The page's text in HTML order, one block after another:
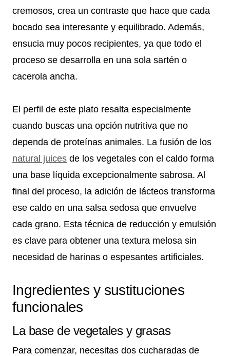
cremosos, crea un contraste que hace que cada
bocado sea interesante y equilibrado. Además,
ensucia muy pocos recipientes, ya que todo el
proceso se desarrolla en una sola sartén o
cacerola ancha.
El perfil de este plato resalta especialmente
cuando buscas una opción nutritiva que no
dependa de proteínas animales. La fusión de los
natural juices de los vegetales con el caldo forma
una base líquida excepcionalmente sabrosa. Al
final del proceso, la adición de lácteos transforma
ese caldo en una salsa sedosa que envuelve
cada grano. Esta técnica de reducción y emulsión
es clave para obtener una textura melosa sin
necesidad de harinas o espesantes artificiales.
Ingredientes y sustituciones
funcionales
La base de vegetales y grasas
Para comenzar, necesitas dos cucharadas de